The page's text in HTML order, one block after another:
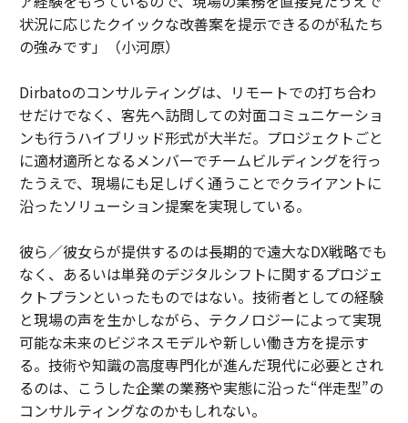
状況に応じたクイックな改善案を提示できるのが私たち
の強みです」（小河原）
Dirbatoのコンサルティングは、リモートでの打ち合わ
せだけでなく、客先へ訪問しての対面コミュニケーショ
ンも行うハイブリッド形式が大半だ。プロジェクトごと
に適材適所となるメンバーでチームビルディングを行っ
たうえで、現場にも足しげく通うことでクライアントに
沿ったソリューション提案を実現している。
彼ら／彼女らが提供するのは長期的で遠大なDX戦略でも
なく、あるいは単発のデジタルシフトに関するプロジェ
クトプランといったものではない。技術者としての経験
と現場の声を生かしながら、テクノロジーによって実現
可能な未来のビジネスモデルや新しい働き方を提示す
る。技術や知識の高度専門化が進んだ現代に必要とされ
るのは、こうした企業の業務や実態に沿った“伴走型”の
コンサルティングなのかもしれない。